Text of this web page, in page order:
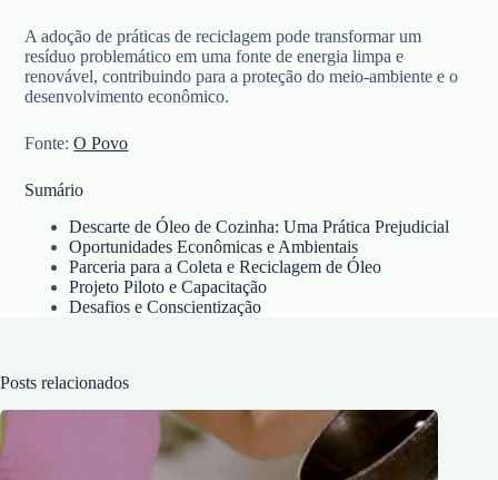
A adoção de práticas de reciclagem pode transformar um
resíduo problemático em uma fonte de energia limpa e
renovável, contribuindo para a proteção do meio-ambiente e o
desenvolvimento econômico.
Fonte:O Povo
Sumário
Descarte de Óleo de Cozinha: Uma Prática Prejudicial
Oportunidades Econômicas e Ambientais
Parceria para a Coleta e Reciclagem de Óleo
Projeto Piloto e Capacitação
Desafios e Conscientização
Posts relacionados